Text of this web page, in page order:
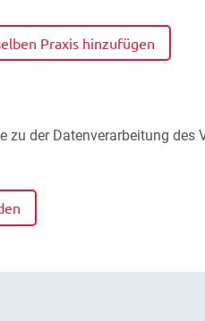
Praxis hinzufügen
zu der Datenverarbeitung des